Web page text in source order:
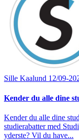
Sille Kaalund 12/09-
Kender du alle dine
Kender du alle dine
studierabatter med
yderste? Vil du have...